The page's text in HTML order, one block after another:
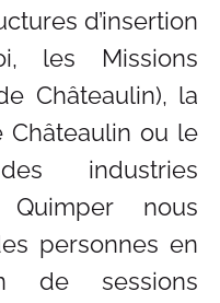
d’insertion
les Missions
Châteaulin), la
Châteaulin ou le
industries
nous
personnes en
de sessions